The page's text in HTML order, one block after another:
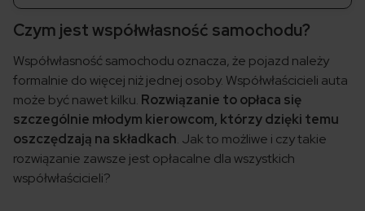
Czym jest współwłasność samochodu?
Współwłasność samochodu oznacza, że pojazd należy
formalnie do więcej niż jednej osoby. Współwłaścicieli auta
może być nawet kilku. Rozwiązanie to opłaca się
szczególnie młodym kierowcom, którzy dzięki temu
oszczędzają na składkach. Jak to możliwe i czy takie
rozwiązanie zawsze jest opłacalne dla wszystkich
współwłaścicieli?